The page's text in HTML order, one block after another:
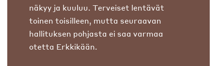
näkyy ja kuuluu. Terveiset lentävät
toinen toisilleen, mutta seuraavan
hallituksen pohjasta ei saa varmaa
otetta Erkkikään.